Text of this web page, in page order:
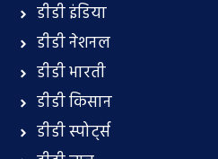
डीडी इंडिया
डीडी नेशनल
डीडी भारती
डीडी किसान
डीडी स्पोर्ट्स